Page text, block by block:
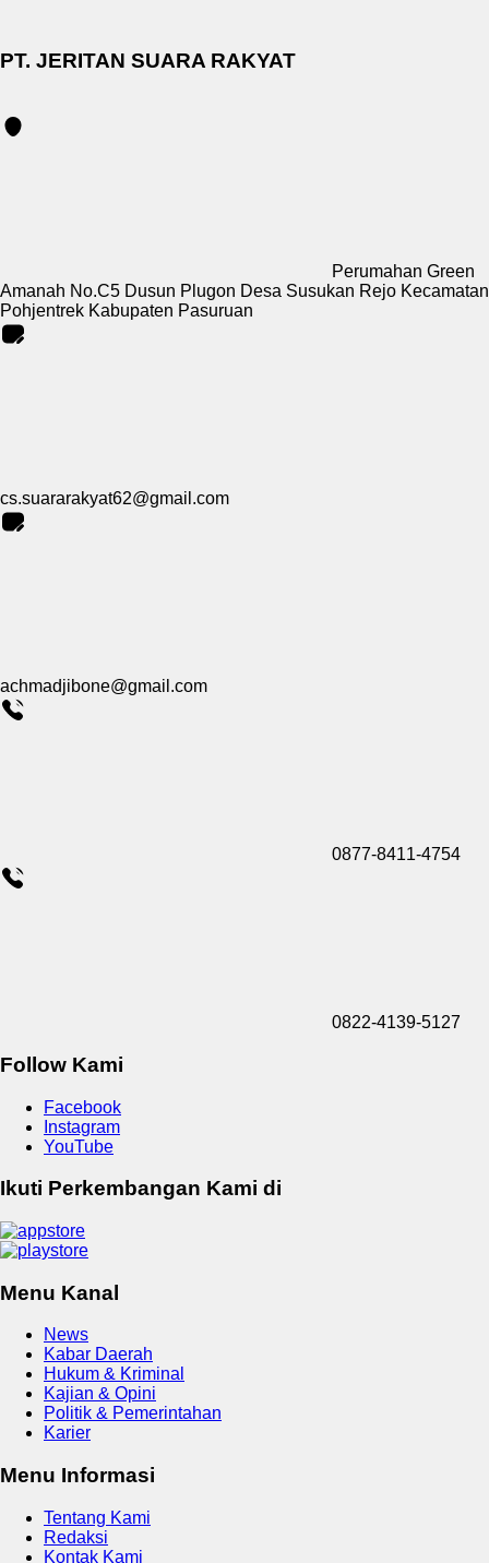
PT. JERITAN SUARA RAKYAT
Perumahan Green
Amanah No.C5 Dusun Plugon Desa Susukan Rejo Kecamatan
Pohjentrek Kabupaten Pasuruan
cs.suararakyat62@gmail.com
achmadjibone@gmail.com
0877-8411-4754
0822-4139-5127
Follow Kami
Facebook
Instagram
YouTube
Ikuti Perkembangan Kami di
Menu Kanal
News
Kabar Daerah
Hukum & Kriminal
Kajian & Opini
Politik & Pemerintahan
Karier
Menu Informasi
Tentang Kami
Redaksi
Kontak Kami